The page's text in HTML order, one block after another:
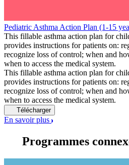
Pediatric Asthma Action Plan (1-15
This fillable asthma action plan for
provides instructions for patients on:
recognize loss of control; when and
when to access the medical system.
This fillable asthma action plan for
provides instructions for patients on:
recognize loss of control; when and
when to access the medical system.
Télécharger
En savoir plus
Programmes